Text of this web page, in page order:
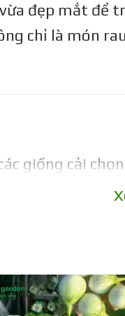
đẹp mắt để
chỉ là món
giống cải
tím đậm, bề mặt
nhẹ, rất dễ ăn.